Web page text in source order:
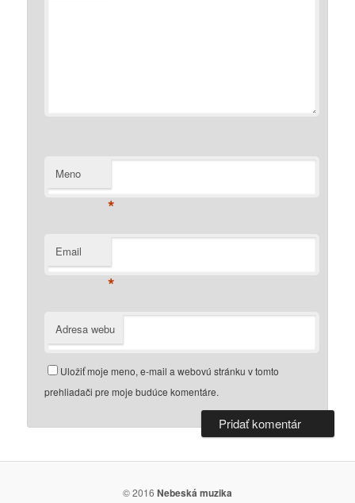
Meno
*
Email
*
Adresa webu
Uložiť moje meno, e-mail a webovú stránku v tomto
prehliadači pre moje budúce komentáre.
© 2016 Nebeská muzika